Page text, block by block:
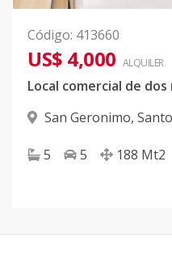
Código: 413660
US$ 4,000 ALQUILER
San Geronimo,
5 5 188 Mt2